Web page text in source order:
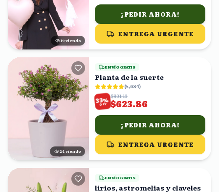
18 viendo
¡PEDIR AHORA!
ENTREGA URGENTE
24 viendo
ENVÍO GRATIS
Planta de la suerte
(5,684)
33%
OFF
$931.13
$623.86
¡PEDIR AHORA!
ENTREGA URGENTE
ENVÍO GRATIS
lirios, astromelias y claveles